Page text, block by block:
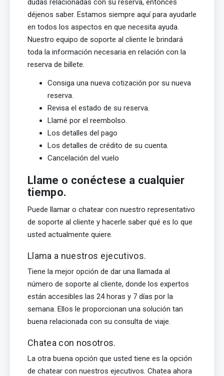
déjenos saber. Estamos siempre aquí para ayudarle
en todos los aspectos en que necesita ayuda.
Nuestro equipo de soporte al cliente le brindará
toda la información necesaria en relación con la
reserva de billete.
Consiga una nueva cotización por su nueva
reserva.
Revisa el estado de su reserva.
Llamé por el reembolso.
Los detalles del pago
Los detalles de crédito de su cuenta.
Cancelación del vuelo
Llame o conéctese a cualquier
tiempo.
Puede llamar o chatear con nuestro representativo
de soporte al cliente y hacerle saber qué es lo que
usted actualmente quiere.
Llama a nuestros ejecutivos.
Tiene la mejor opción de dar una llamada al
número de soporte al cliente, donde los expertos
están accesibles las 24 horas y 7 días por la
semana. Ellos le proporcionan una solución tan
buena relacionada con su consulta de viaje.
Chatea con nosotros.
La otra buena opción que usted tiene es la opción
de chatear con nuestros ejecutivos. Chatea ahora